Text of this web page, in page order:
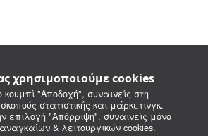
χρησιμοποιούμε cookies
κουμπί "Αποδοχή", συναινείς στη
στατιστικής και μάρκετινγκ.
επιλογή "Απόρριψη", συναινείς μόνο
& λειτουργικών cookies.